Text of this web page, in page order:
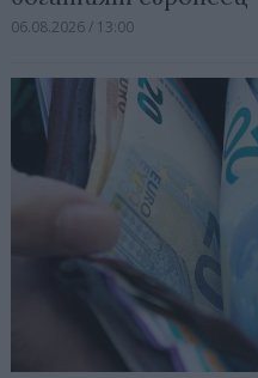
06.08.2026 / 13:00